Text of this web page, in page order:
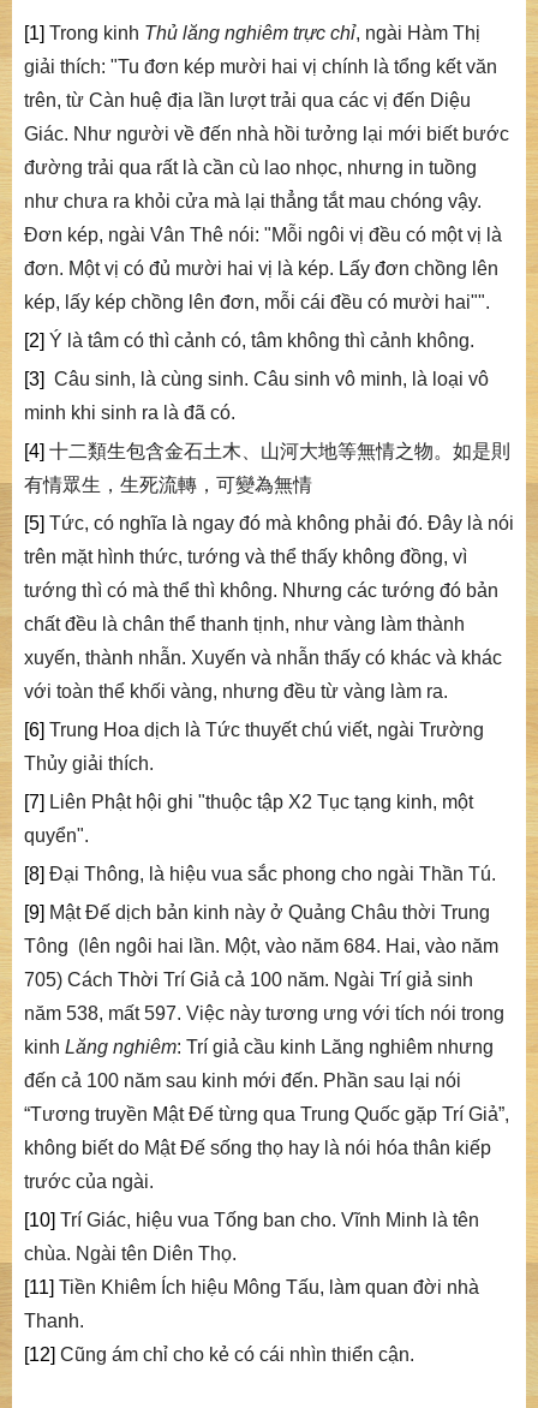
[1] Trong kinh Thủ lăng nghiêm trực chỉ, ngài Hàm Thị
giải thích: "Tu đơn kép mười hai vị chính là tổng kết văn
trên, từ Càn huệ địa lần lượt trải qua các vị đến Diệu
Giác. Như người về đến nhà hồi tưởng lại mới biết bước
đường trải qua rất là cần cù lao nhọc, nhưng in tuồng
như chưa ra khỏi cửa mà lại thẳng tắt mau chóng vậy.
Đơn kép, ngài Vân Thê nói: "Mỗi ngôi vị đều có một vị là
đơn. Một vị có đủ mười hai vị là kép. Lấy đơn chồng lên
kép, lấy kép chồng lên đơn, mỗi cái đều có mười hai"".
[2] Ý là tâm có thì cảnh có, tâm không thì cảnh không.
[3] Câu sinh, là cùng sinh. Câu sinh vô minh, là loại vô
minh khi sinh ra là đã có.
[4] 十二類生包含金石土木、山河大地等無情之物。如是則
有情眾生，生死流轉，可變為無情
[5] Tức, có nghĩa là ngay đó mà không phải đó. Đây là nói
trên mặt hình thức, tướng và thể thấy không đồng, vì
tướng thì có mà thể thì không. Nhưng các tướng đó bản
chất đều là chân thể thanh tịnh, như vàng làm thành
xuyến, thành nhẫn. Xuyến và nhẫn thấy có khác và khác
với toàn thể khối vàng, nhưng đều từ vàng làm ra.
[6] Trung Hoa dịch là Tức thuyết chú viết, ngài Trường
Thủy giải thích.
[7] Liên Phật hội ghi "thuộc tập X2 Tục tạng kinh, một
quyển".
[8] Đại Thông, là hiệu vua sắc phong cho ngài Thần Tú.
[9] Mật Đế dịch bản kinh này ở Quảng Châu thời Trung
Tông (lên ngôi hai lần. Một, vào năm 684. Hai, vào năm
705) Cách Thời Trí Giả cả 100 năm. Ngài Trí giả sinh
năm 538, mất 597. Việc này tương ưng với tích nói trong
kinh Lăng nghiêm: Trí giả cầu kinh Lăng nghiêm nhưng
đến cả 100 năm sau kinh mới đến. Phần sau lại nói
“Tương truyền Mật Đế từng qua Trung Quốc gặp Trí Giả”,
không biết do Mật Đế sống thọ hay là nói hóa thân kiếp
trước của ngài.
[10] Trí Giác, hiệu vua Tống ban cho. Vĩnh Minh là tên
chùa. Ngài tên Diên Thọ.
[11] Tiền Khiêm Ích hiệu Mông Tấu, làm quan đời nhà
Thanh.
[12] Cũng ám chỉ cho kẻ có cái nhìn thiển cận.